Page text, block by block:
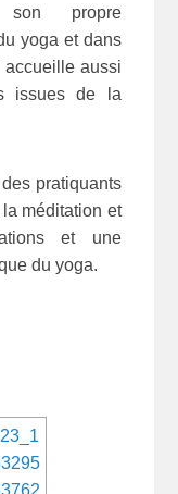
son propre
yoga et dans
accueille aussi
issues de la
pratiquants
méditation et
et une
du yoga.